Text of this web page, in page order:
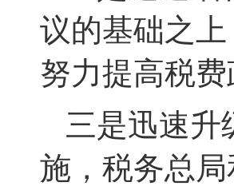
议的基础之
努力提高税
三是迅速升
施，税务总